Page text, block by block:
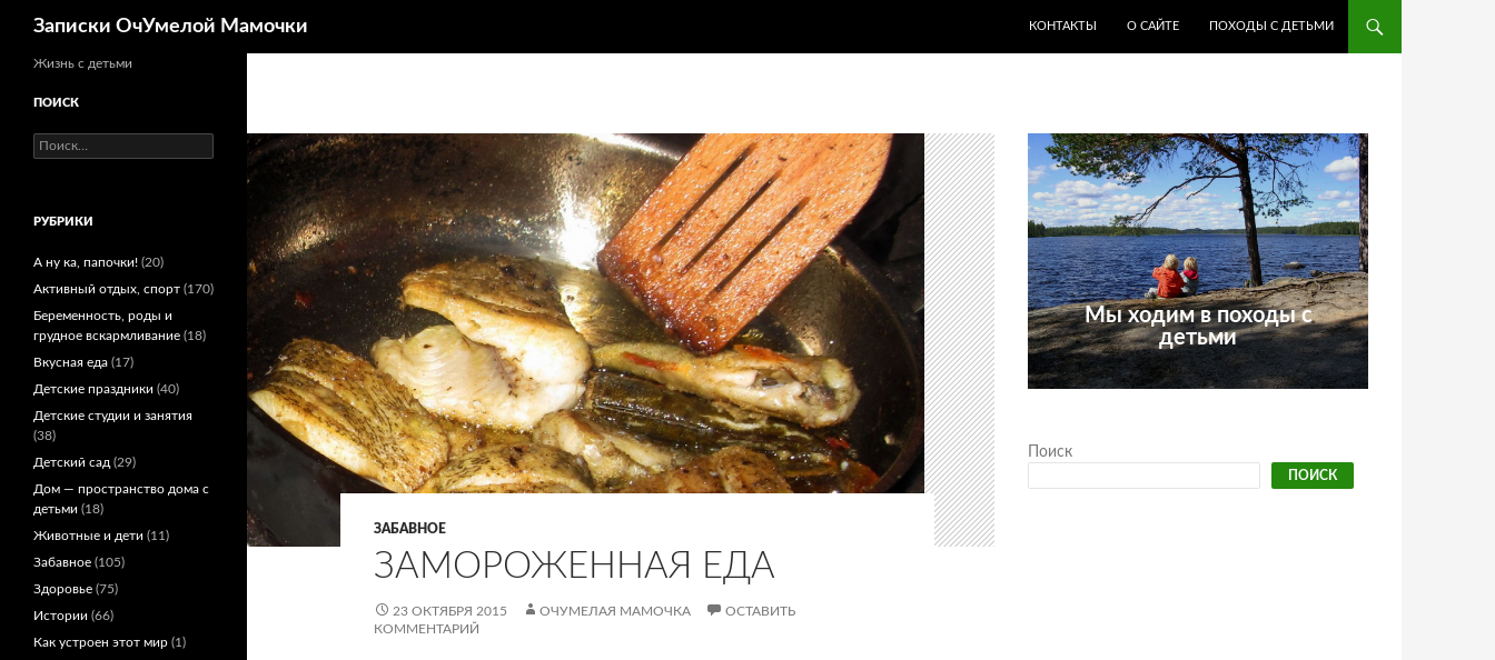
Перейти
Записки ОчУмелой Мамочки КОНТАКТЫ О САЙТЕ ПОХОДЫ С ДЕТЬМИ
ЗАБАВНОЕ
ЗАМОРОЖЕННАЯ ЕДА
23 ОКТЯБРЯ 2015 ОЧУМЕЛАЯ МАМОЧКА
ОСТАВИТЬ
КОММЕНТАРИЙ
Мы ходим в походы с
детьми
Поиск
ПОИСК
Жизнь с детьми
ПОИСК
Найти:
РУБРИКИ
А ну ка, папочки! (20)
Активный отдых, спорт (170)
Беременность, роды и
грудное вскармливание (18)
Вкусная еда (17)
Детские праздники (40)
Детские студии и занятия
(38)
Детский сад (29)
Дом — пространство дома с
детьми (18)
Животные и дети (11)
Забавное (105)
Здоровье (75)
Истории (66)
Как устроен этот мир (1)